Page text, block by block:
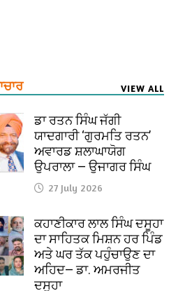
VIEW ALL
ਡਾ ਰਤਨ ਸਿੰਘ ਜੱਗੀ
ਯਾਦਗਾਰੀ ‘ਗੁਰਮਤਿ ਰਤਨ’
ਅਵਾਰਡ ਸ਼ਲਾਘਾਯੋਗ
ਉਪਰਾਲਾ — ਉਜਾਗਰ ਸਿੰਘ
27 July 2026
ਕਹਾਣੀਕਾਰ ਲਾਲ ਸਿੰਘ ਦਸੂਹਾ
ਦਾ ਸਾਹਿਤਕ ਮਿਸ਼ਨ ਹਰ ਪਿੰਡ
ਅਤੇ ਘਰ ਤੱਕ ਪਹੁੰਚਾਉਣ ਦਾ
ਅਹਿਦ— ਡਾ. ਅਮਰਜੀਤ
ਦਸੂਹਾ